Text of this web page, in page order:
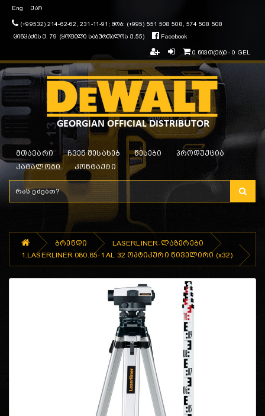
Eng ქარ
(+99532) 214-62-62, 231-11-91; მობ: (+995) 551 508 508, 574 508 508
ცინცაძის ქ. 79 (ყოფილი საბურთალოს ქ.55)
Facebook
0 ნივთ(ებ)ი - 0 GEL
მთავარი ჩვენ შესახებ წესები
პროდუქცია
კატალოგი
კონტაქტი
ბრენდი
LASERLINER-ლაზერები
1.LASERLINER 080.85-1 AL 32 ოპტიკური ნიველირი (x32)